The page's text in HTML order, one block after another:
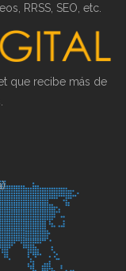
RRSS, SEO, etc.
que recibe más de